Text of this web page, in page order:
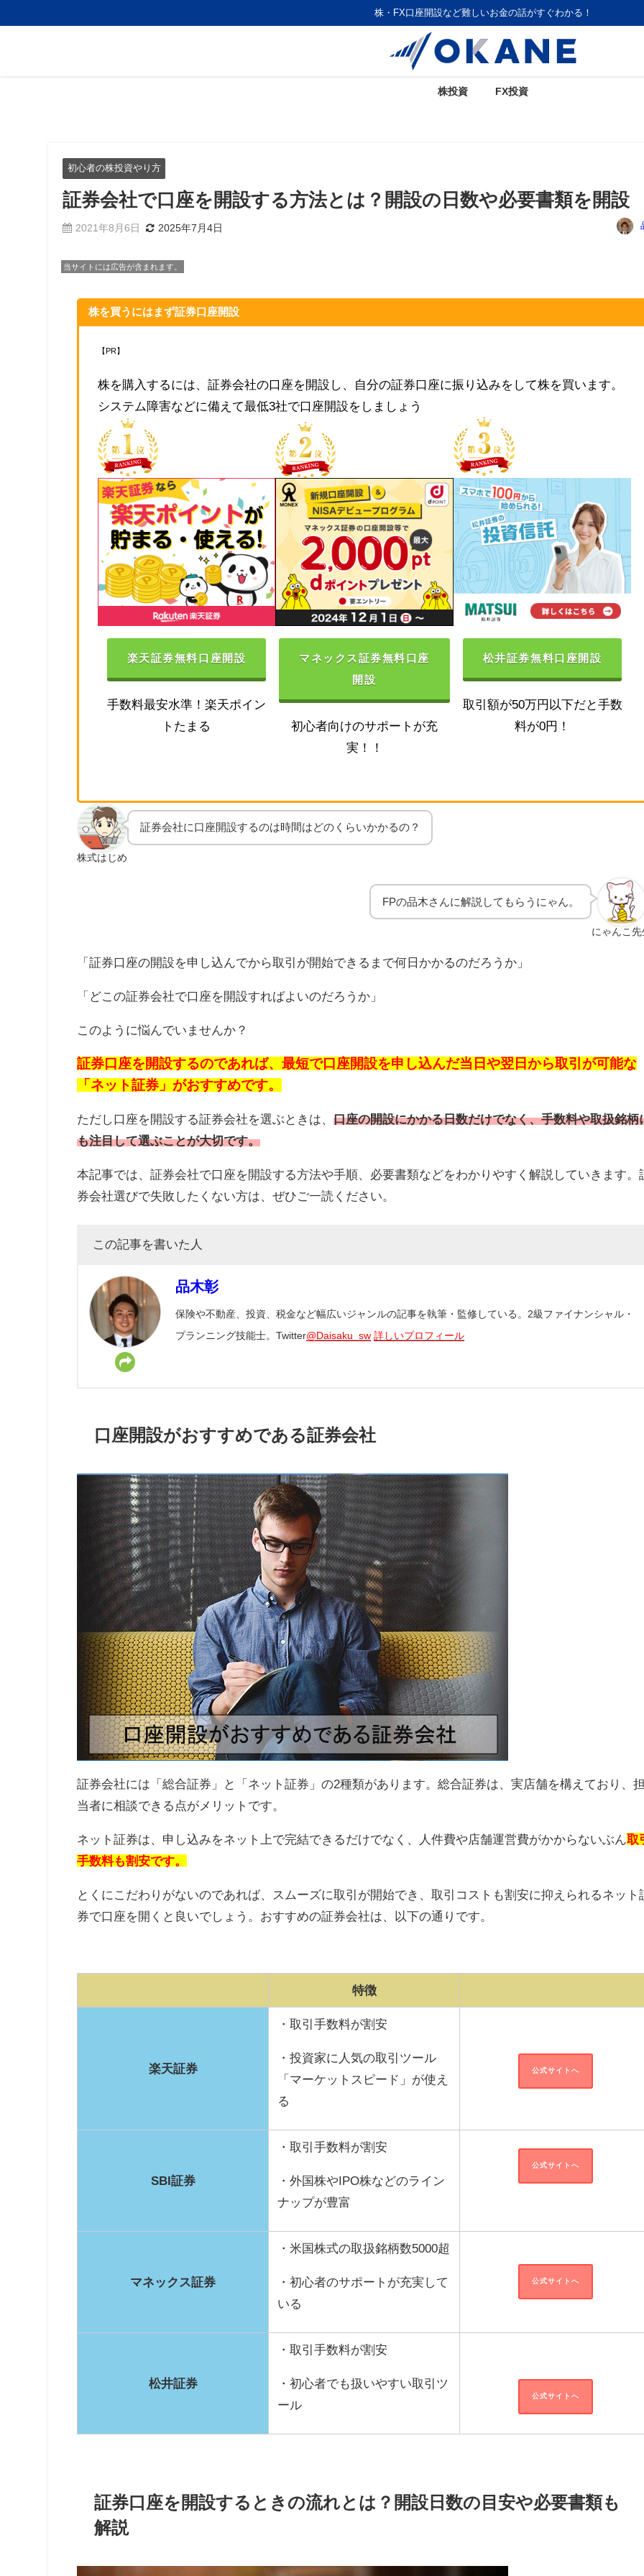
株・FX口座開設など難しいお金の話がすぐわかる！
株投資 FX投資
初心者の株投資やり方
証券会社で口座を開設する方法とは？開設の日数や必要書類を開設
2021年8月6日 2025年7月4日
当サイトには広告が含まれます。
株を買うにはまず証券口座開設
【PR】
株を購入するには、証券会社の口座を開設し、自分の証券口座に振り込みをして株を買います。
システム障害などに備えて最低3社で口座開設をしましょう
楽天証券無料口座開設
手数料最安水準！楽天ポイン
トたまる
マネックス証券無料口座
開設
初心者向けのサポートが充
実！！
松井証券無料口座開設
取引額が50万円以下だと手数
料が0円！
株式はじめ
証券会社に口座開設するのは時間はどのくらいかかるの？
にゃんこ先
FPの品木さんに解説してもらうにゃん。
「証券口座の開設を申し込んでから取引が開始できるまで何日かかるのだろうか」
「どこの証券会社で口座を開設すればよいのだろうか」
このように悩んでいませんか？
証券口座を開設するのであれば、最短で口座開設を申し込んだ当日や翌日から取引が可能な
「ネット証券」がおすすめです。
ただし口座を開設する証券会社を選ぶときは、口座の開設にかかる日数だけでなく、手数料や取扱銘柄
も注目して選ぶことが大切です。
本記事では、証券会社で口座を開設する方法や手順、必要書類などをわかりやすく解説していきます。
券会社選びで失敗したくない方は、ぜひご一読ください。
この記事を書いた人
品木彰
保険や不動産、投資、税金など幅広いジャンルの記事を執筆・監修している。2級ファイナンシャル・
プランニング技能士。Twitter@Daisaku_sw 詳しいプロフィール
口座開設がおすすめである証券会社
証券会社には「総合証券」と「ネット証券」の2種類があります。総合証券は、実店舗を構えており、担
当者に相談できる点がメリットです。
ネット証券は、申し込みをネット上で完結できるだけでなく、人件費や店舗運営費がかからないぶん取
手数料も割安です。
とくにこだわりがないのであれば、スムーズに取引が開始でき、取引コストも割安に抑えられるネット
券で口座を開くと良いでしょう。おすすめの証券会社は、以下の通りです。
特徴
楽天証券
・取引手数料が割安
・投資家に人気の取引ツール
「マーケットスピード」が使え
る
公式サイトへ
SBI証券
・取引手数料が割安
・外国株やIPO株などのライン
ナップが豊富
公式サイトへ
マネックス証券
・米国株式の取扱銘柄数5000超
・初心者のサポートが充実して
いる
公式サイトへ
松井証券
・取引手数料が割安
・初心者でも扱いやすい取引ツ
ール
公式サイトへ
証券口座を開設するときの流れとは？開設日数の目安や必要書類も
解説